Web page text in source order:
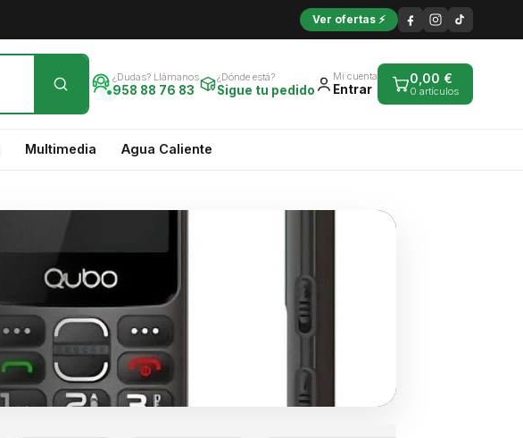
Ver ofertas ⚡
¿Dudas? Llámanos
958 88 76 83
¿Dónde está?
Sigue tu pedido
Mi cuenta
Entrar
0,00 €
0 artículos
Multimedia Agua Caliente